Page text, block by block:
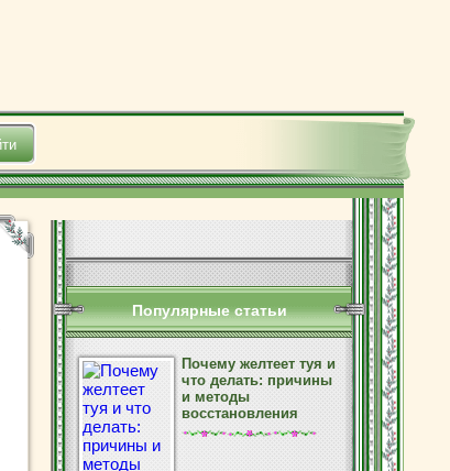
Популярные статьи
Почему желтеет туя и
что делать: причины
и методы
восстановления